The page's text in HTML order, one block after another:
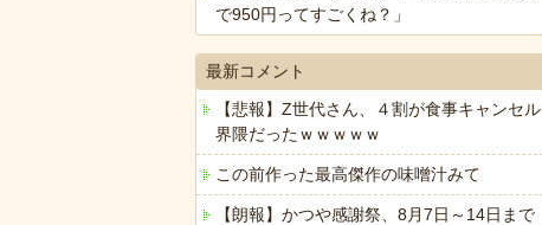
で950円ってすごくね？」
最新コメント
【悲報】Z世代さん、４割が食事キャンセル
界隈だったｗｗｗｗｗ
この前作った最高傑作の味噌汁みて
【朗報】かつや感謝祭、8月7日～14日まで